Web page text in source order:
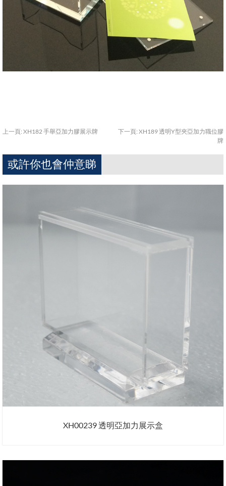
上一頁: XH182 手舉亞加力膠展示牌 下一頁: XH189 透明Y型夾亞加力職位膠
牌
或許你也會仲意睇
XH00239 透明亞加力展示盒